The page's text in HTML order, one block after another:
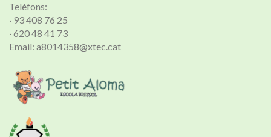
Telèfons:
· 93 408 76 25
· 620 48 41 73
Email: a8014358@xtec.cat